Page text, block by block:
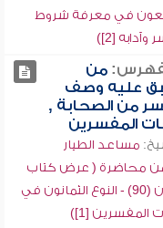
في معرفة شروط
وآدابه [2])
من
عليه وصف
من الصحابة ,
المفسرين
مساعد الطيار
محاضرة ( عرض كتاب
الإتقان (90) - النوع الثمانون في
المفسرين [1])